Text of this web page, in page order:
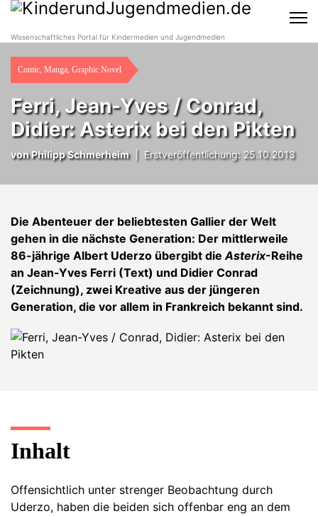
Wissenschaftliches Portal für Kindermedien und Jugendmedien
Comic, Manga, Graphic Novel
Ferri, Jean-Yves / Conrad,
Didier: Asterix bei den Pikten
vonPhilipp Schmerheim| Erstveröffentlichung: 25.10.2013
Die Abenteuer der beliebtesten Gallier der Welt
gehen in die nächste Generation: Der mittlerweile
86-jährige Albert Uderzo übergibt dieAsterix-Reihe
an Jean-Yves Ferri (Text) und Didier Conrad
(Zeichnung), zwei Kreative aus der jüngeren
Generation, die vor allem in Frankreich bekannt sind.
Inhalt
Offensichtlich unter strenger Beobachtung durch
Uderzo, haben die beiden sich offenbar eng an dem